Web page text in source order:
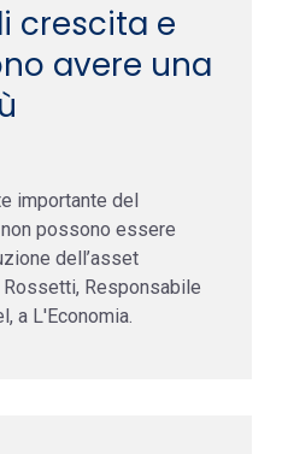
crescita e
avere una
importante del
possono essere
dell’asset
Responsabile
a L'Economia.